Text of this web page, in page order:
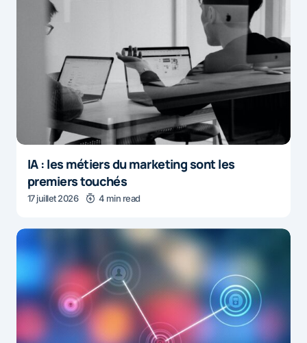
IA : les métiers du marketing sont les
premiers touchés
17 juillet 2026 4 min read